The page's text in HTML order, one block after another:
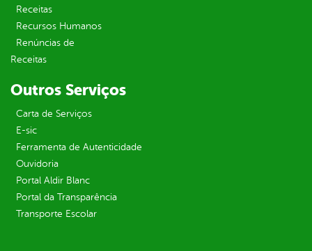
Receitas
Recursos Humanos
Renúncias de
Receitas
Outros Serviços
Carta de Serviços
E-sic
Ferramenta de Autenticidade
Ouvidoria
Portal Aldir Blanc
Portal da Transparência
Transporte Escolar